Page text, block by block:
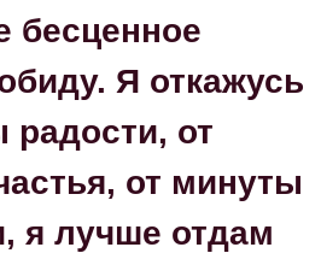
бесценное
Я откажусь
радости, от
от минуты
я лучше отдам